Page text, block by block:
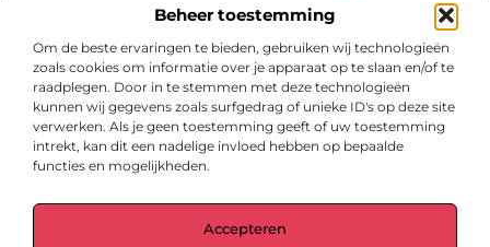
Beheer toestemming
Om de beste ervaringen te bieden, gebruiken wij technologieën
zoals cookies om informatie over je apparaat op te slaan en/of te
raadplegen. Door in te stemmen met deze technologieën
kunnen wij gegevens zoals surfgedrag of unieke ID's op deze site
verwerken. Als je geen toestemming geeft of uw toestemming
intrekt, kan dit een nadelige invloed hebben op bepaalde
functies en mogelijkheden.
Accepteren
inspirerende verhalen.